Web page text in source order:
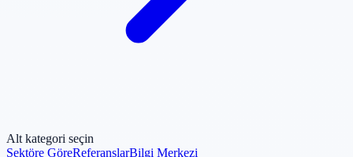
Alt kategori seçin
Sektöre GöreReferanslarBilgi Merkezi